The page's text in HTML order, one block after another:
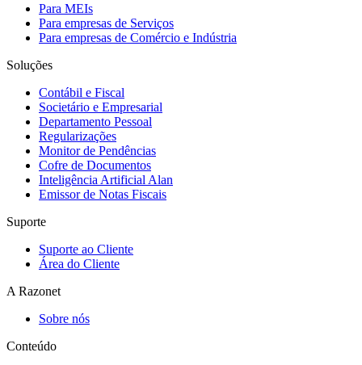
Para MEIs
Para empresas de Serviços
Para empresas de Comércio e Indústria
Soluções
Contábil e Fiscal
Societário e Empresarial
Departamento Pessoal
Regularizações
Monitor de Pendências
Cofre de Documentos
Inteligência Artificial Alan
Emissor de Notas Fiscais
Suporte
Suporte ao Cliente
Área do Cliente
A Razonet
Sobre nós
Conteúdo